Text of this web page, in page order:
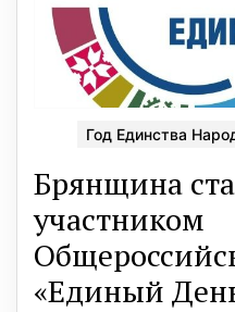
Год Единства
Брянщина
участником
«Единый